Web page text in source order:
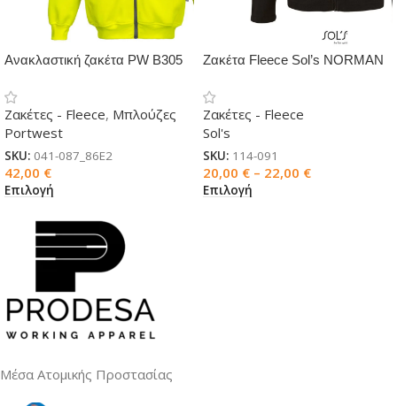
Ανακλαστική ζακέτα PW B305
Ζακέτες - Fleece, Μπλούζες
Portwest
SKU: 041-087_86E2
42,00 €
Επιλογή
Ζακέτα Fleece Sol’s NORMAN
Ζακέτες - Fleece
Sol's
SKU: 114-091
20,00 € – 22,00 €
Επιλογή
Μέσα Ατομικής Προστασίας